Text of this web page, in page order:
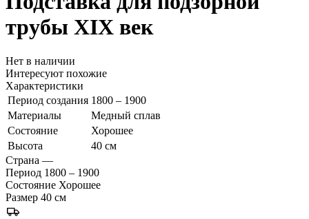
трубы XIX век
Нет в наличии
Интересуют похожие
Характеристики
Период создания 1800 – 1900
Материалы
Медный сплав
Состояние
Хорошее
Высота
40 см
Страна —
Период 1800 – 1900
Состояние Хорошее
Размер 40 см